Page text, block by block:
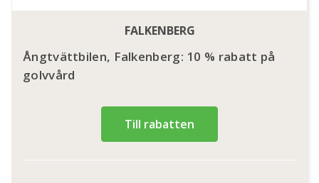
FALKENBERG
Ångtvättbilen, Falkenberg: 10 % rabatt på
golvvård
Till rabatten